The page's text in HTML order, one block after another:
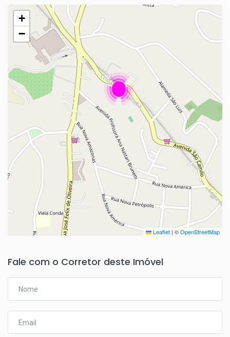
+
−
Leaflet | ©OpenStreetMap
Fale com o Corretor deste Imóvel